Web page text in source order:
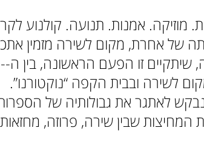
מוזיקה. אמנות. תנועה. קולנוע
של אחרת, מקום לשירה מזמין
ואתכן
לשירה ובבית הקפה “נוקטורנו”.
לאתגר את גבולותיה של
שבין שירה, פרוזה, מחזאות